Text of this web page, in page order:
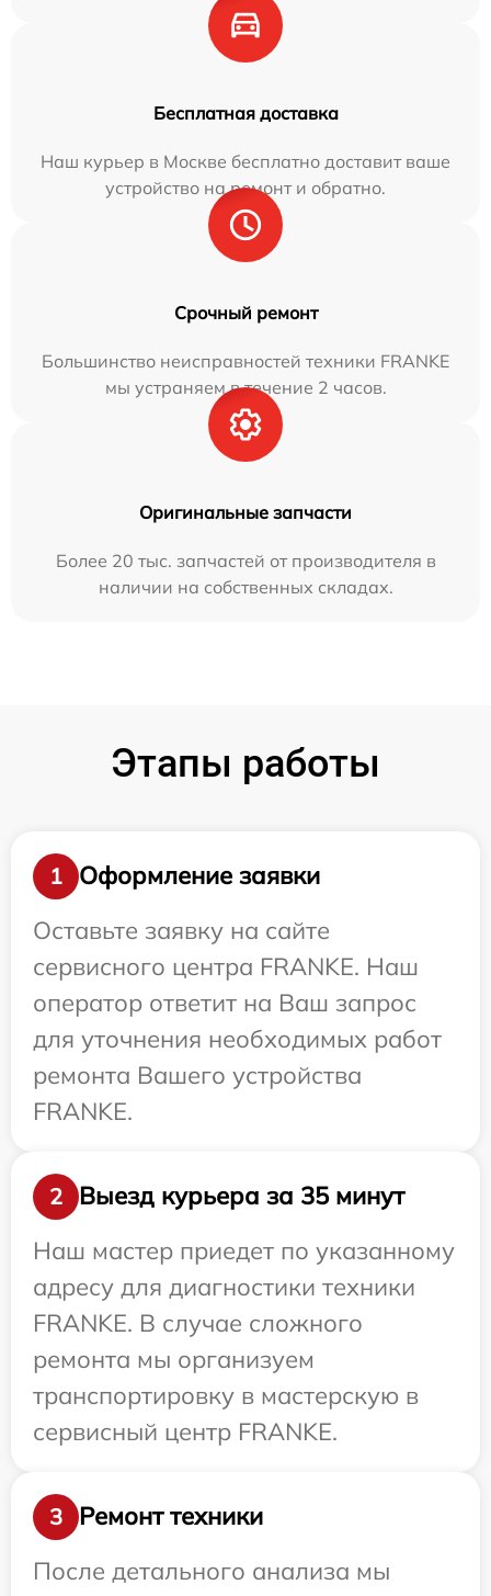
Бесплатная доставка
Наш курьер в Москве бесплатно доставит ваше
устройство на ремонт и обратно.
Срочный ремонт
Большинство неисправностей техники FRANKE
мы устраняем в течение 2 часов.
Оригинальные запчасти
Более 20 тыс. запчастей от производителя в
наличии на собственных складах.
Этапы работы
1
Оформление заявки
Оставьте заявку на сайте
сервисного центра FRANKE. Наш
оператор ответит на Ваш запрос
для уточнения необходимых работ
ремонта Вашего устройства
FRANKE.
2
Выезд курьера за 35 минут
Наш мастер приедет по указанному
адресу для диагностики техники
FRANKE. В случае сложного
ремонта мы организуем
транспортировку в мастерскую в
сервисный центр FRANKE.
3
Ремонт техники
После детального анализа мы